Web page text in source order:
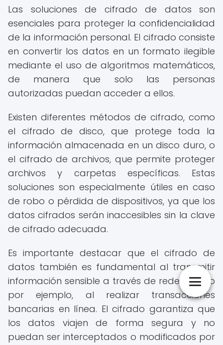
Las soluciones de cifrado de datos son
esenciales para proteger la confidencialidad
de la información personal. El cifrado consiste
en convertir los datos en un formato ilegible
mediante el uso de algoritmos matemáticos,
de manera que solo las personas
autorizadas puedan acceder a ellos.
Existen diferentes métodos de cifrado, como
el cifrado de disco, que protege toda la
información almacenada en un disco duro, o
el cifrado de archivos, que permite proteger
archivos y carpetas específicas. Estas
soluciones son especialmente útiles en caso
de robo o pérdida de dispositivos, ya que los
datos cifrados serán inaccesibles sin la clave
de cifrado adecuada.
Es importante destacar que el cifrado de
datos también es fundamental al transmitir
información sensible a través de redes, como
por ejemplo, al realizar transacciones
bancarias en línea. El cifrado garantiza que
los datos viajen de forma segura y no
puedan ser interceptados o modificados por